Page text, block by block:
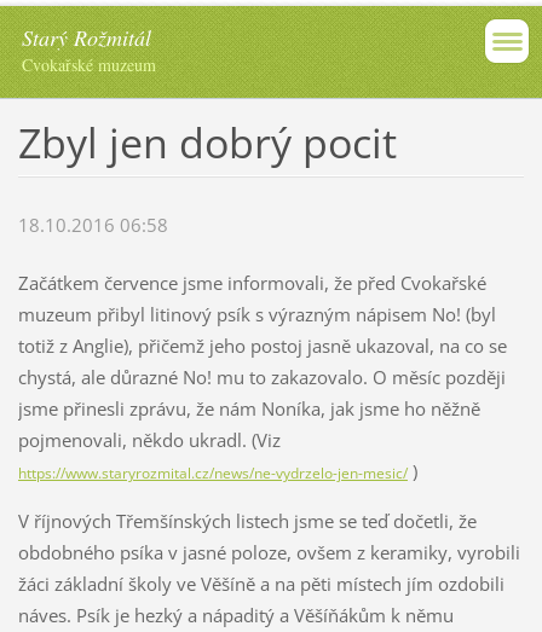
Starý Rožmitál
Cvokařské muzeum
Zbyl jen dobrý pocit
18.10.2016 06:58
Začátkem července jsme informovali, že před Cvokařské
muzeum přibyl litinový psík s výrazným nápisem No! (byl
totiž z Anglie), přičemž jeho postoj jasně ukazoval, na co se
chystá, ale důrazné No! mu to zakazovalo. O měsíc později
jsme přinesli zprávu, že nám Noníka, jak jsme ho něžně
pojmenovali, někdo ukradl. (Viz
https://www.staryrozmital.cz/news/ne-vydrzelo-jen-mesic/)
V říjnových Třemšínských listech jsme se teď dočetli, že
obdobného psíka v jasné poloze, ovšem z keramiky, vyrobili
žáci základní školy ve Věšíně a na pěti místech jím ozdobili
náves. Psík je hezký a nápaditý a Věšíňákům k němu